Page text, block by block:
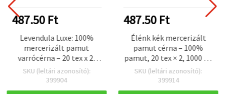
487.50 Ft
Levendula Luxe: 100%
mercerizált pamut
varrócérna – 20 tex x 2,
1000 m
SKU (leltári azonosító):
399904
487.50 Ft
Élénk kék mercerizált
pamut cérna – 100%
pamut, 20 tex × 2, 1000 m,
sima és tartós, varráshoz
és hobbi kézimunkához
SKU (leltári azonosító):
399914